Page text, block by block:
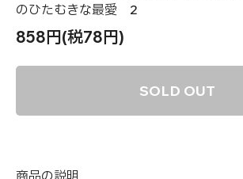
のひたむきな最愛 2
858円(税78円)
SOLD OUT
商品の説明